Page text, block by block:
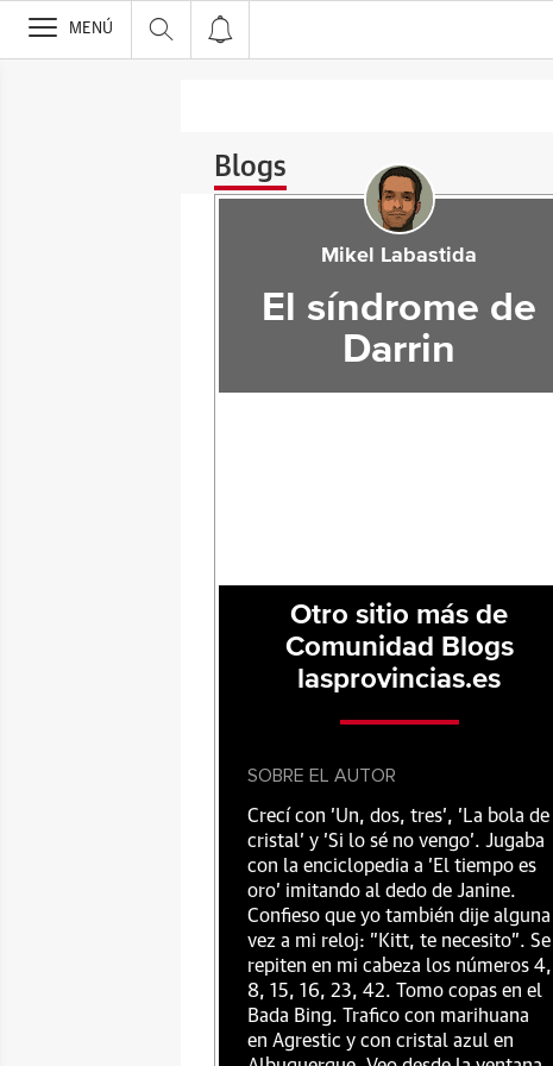
>
MENÚ
Blogs
Mikel Labastida
El síndrome de
Darrin
Otro sitio más de
Comunidad Blogs
lasprovincias.es
SOBRE EL AUTOR
Crecí con 'Un, dos, tres', 'La bola de
cristal' y 'Si lo sé no vengo'. Jugaba
con la enciclopedia a 'El tiempo es
oro' imitando al dedo de Janine.
Confieso que yo también dije alguna
vez a mi reloj: "Kitt, te necesito". Se
repiten en mi cabeza los números 4,
8, 15, 16, 23, 42. Tomo copas en el
Bada Bing. Trafico con marihuana
en Agrestic y con cristal azul en